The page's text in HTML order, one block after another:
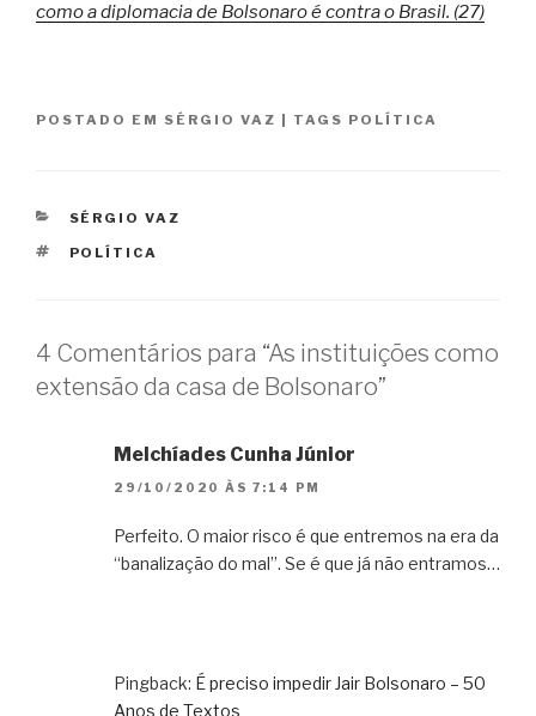
como a diplomacia de Bolsonaro é contra o Brasil. (27)
POSTADO EM SÉRGIO VAZ TAGS POLÍTICA
CATEGORIAS
SÉRGIO VAZ
TAGS
POLÍTICA
4 Comentários para “As instituições como
extensão da casa de Bolsonaro”
Melchíades Cunha Júnior
29/10/2020 ÀS 7:14 PM
Perfeito. O maior risco é que entremos na era da
“banalização do mal”. Se é que já não entramos…
Pingback: É preciso impedir Jair Bolsonaro – 50
Anos de Textos